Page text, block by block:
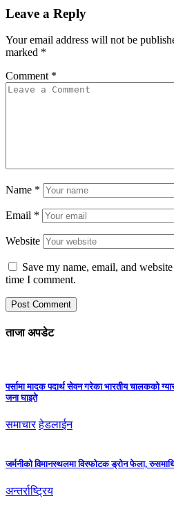
Leave a Reply
Your email address will not be
marked *
Comment *
Name *
Email *
Website
Save my name, email, and
time I comment.
ताजा अपडेट
पर्सामा मादक पदार्थ सेवन गरेका भारतीय चालकको
जना घाइते
समाचार हेडलाईन
जर्मनीको विमानस्थलमा विस्फोटक ड्रोन फेला,
अन्तर्राष्ट्रिय